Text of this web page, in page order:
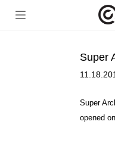

Super
Super
opened